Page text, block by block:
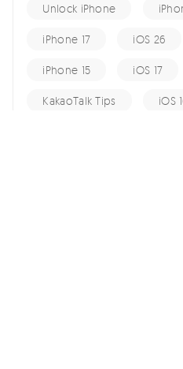
Unlock iPhone
iPhone 17 iOS 26
iPhone 15 iOS 17
KakaoTalk Tips iOS